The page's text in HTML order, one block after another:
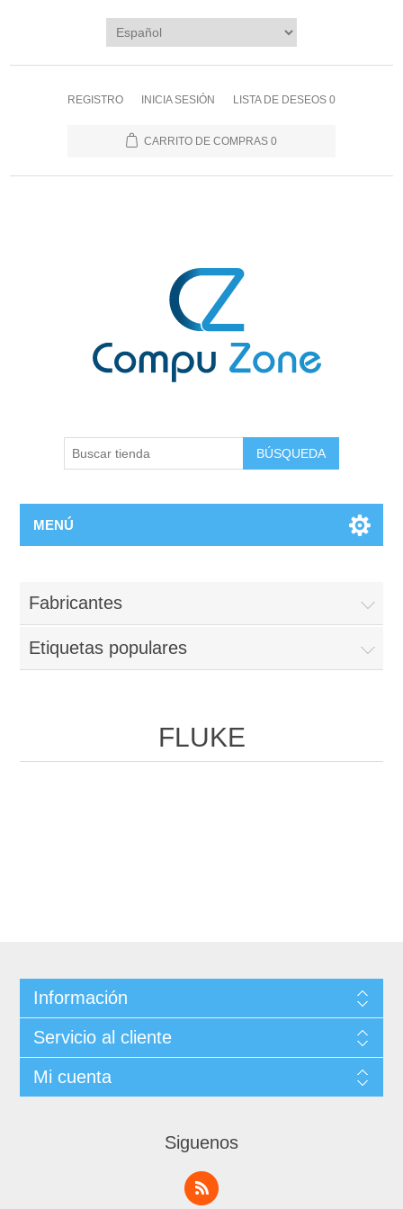
REGISTRO INICIA SESIÓN LISTA DE DESEOS 0
CARRITO DE COMPRAS 0
BÚSQUEDA
MENÚ
Fabricantes
Etiquetas populares
FLUKE
Información
Servicio al cliente
Mi cuenta
Siguenos